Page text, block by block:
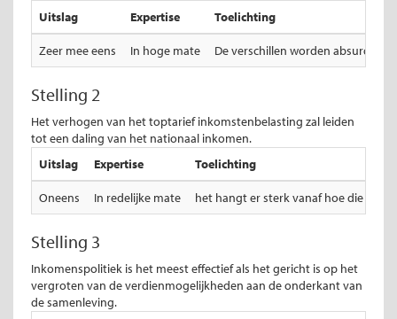
Uitslag
Expertise Toelichting
Zeer mee eens In hoge mate De verschillen worden absurd. Er
Stelling 2
Het verhogen van het toptarief inkomstenbelasting zal leiden
tot een daling van het nationaal inkomen.
Uitslag
Expertise Toelichting
Oneens In redelijke mate het hangt er sterk vanaf hoe die
Stelling 3
Inkomenspolitiek is het meest effectief als het gericht is op het
vergroten van de verdienmogelijkheden aan de onderkant van
de samenleving.